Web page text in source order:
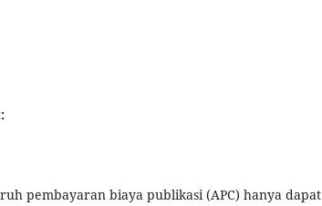
pembayaran biaya publikasi (APC) hanya dapat